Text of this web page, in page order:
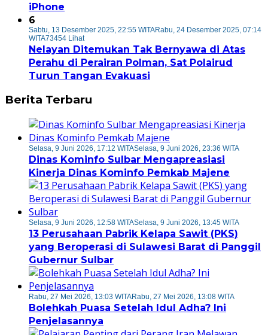
iPhone
6
Sabtu, 13 Desember 2025, 22:55 WITARabu, 24 Desember 2025, 07:14
WITA73454 Lihat
Nelayan Ditemukan Tak Bernyawa di Atas
Perahu di Perairan Polman, Sat Polairud
Turun Tangan Evakuasi
Berita Terbaru
Selasa, 9 Juni 2026, 17:12 WITASelasa, 9 Juni 2026, 23:36 WITA
Dinas Kominfo Sulbar Mengapreasiasi
Kinerja Dinas Kominfo Pemkab Majene
Selasa, 9 Juni 2026, 12:58 WITASelasa, 9 Juni 2026, 13:45 WITA
13 Perusahaan Pabrik Kelapa Sawit (PKS)
yang Beroperasi di Sulawesi Barat di Panggil
Gubernur Sulbar
Rabu, 27 Mei 2026, 13:03 WITARabu, 27 Mei 2026, 13:08 WITA
Bolehkah Puasa Setelah Idul Adha? Ini
Penjelasannya